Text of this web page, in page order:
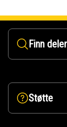
Finn deler
Støtte